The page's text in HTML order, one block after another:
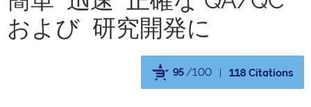
および 研究開発に
95/100 118 Citations